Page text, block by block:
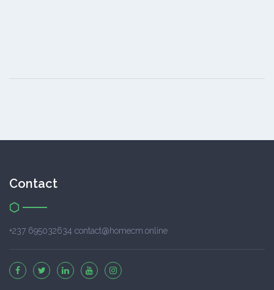
Contact
+237 695032634 contact@homecm.online